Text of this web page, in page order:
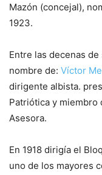
Mazón (concejal),
1923.
Entre las decenas
nombre de: Víctor
dirigente albista.
Patriótica y miembro
Asesora.
En 1918 dirigía el
uno de los mayores